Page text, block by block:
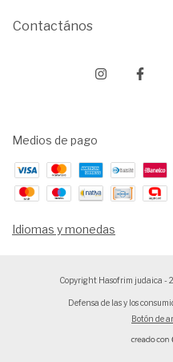
Contactános
Medios de pago
Idiomas y monedas
Copyright Hasofrim judaica -
Defensa de las y los
Botón de